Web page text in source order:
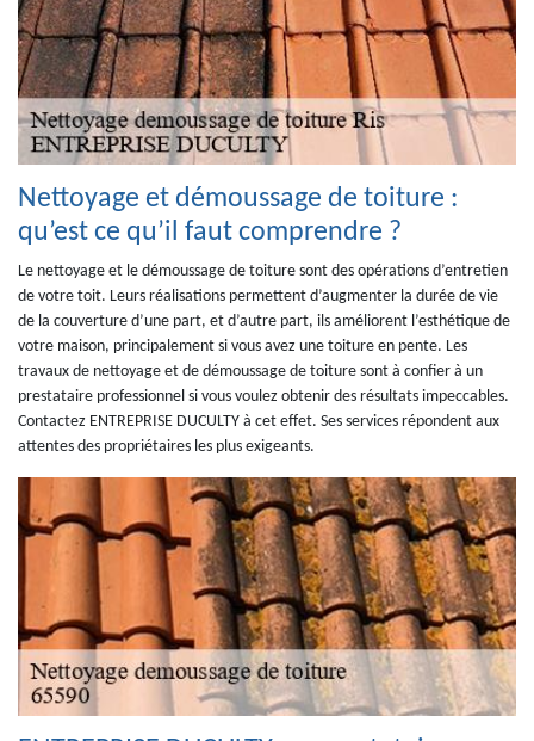
Nettoyage et démoussage de toiture :
qu’est ce qu’il faut comprendre ?
Le nettoyage et le démoussage de toiture sont des opérations d’entretien
de votre toit. Leurs réalisations permettent d’augmenter la durée de vie
de la couverture d’une part, et d’autre part, ils améliorent l’esthétique de
votre maison, principalement si vous avez une toiture en pente. Les
travaux de nettoyage et de démoussage de toiture sont à confier à un
prestataire professionnel si vous voulez obtenir des résultats impeccables.
Contactez ENTREPRISE DUCULTY à cet effet. Ses services répondent aux
attentes des propriétaires les plus exigeants.